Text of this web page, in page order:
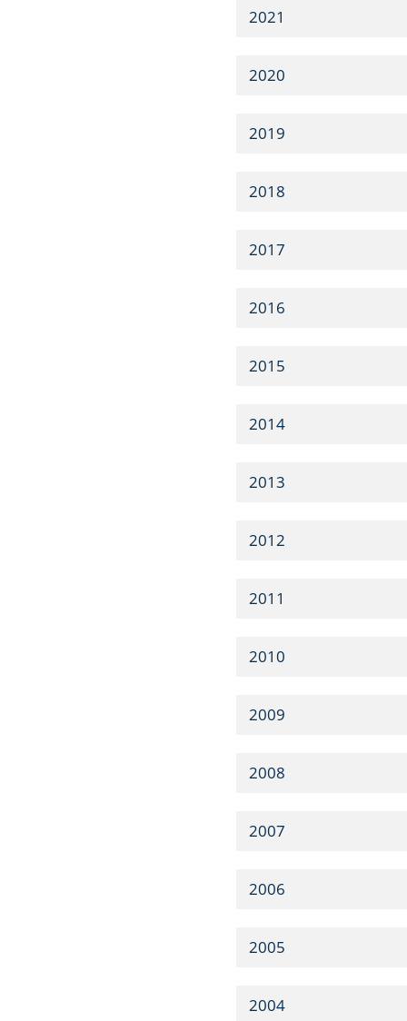
2021
2020
2019
2018
2017
2016
2015
2014
2013
2012
2011
2010
2009
2008
2007
2006
2005
2004